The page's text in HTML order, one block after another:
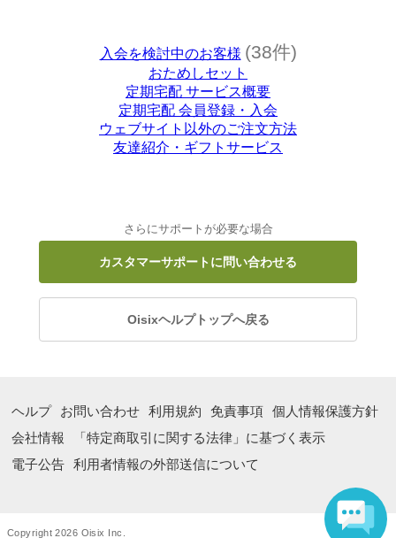
入会を検討中のお客様 (38件)
おためしセット
定期宅配 サービス概要
定期宅配 会員登録・入会
ウェブサイト以外のご注文方法
友達紹介・ギフトサービス